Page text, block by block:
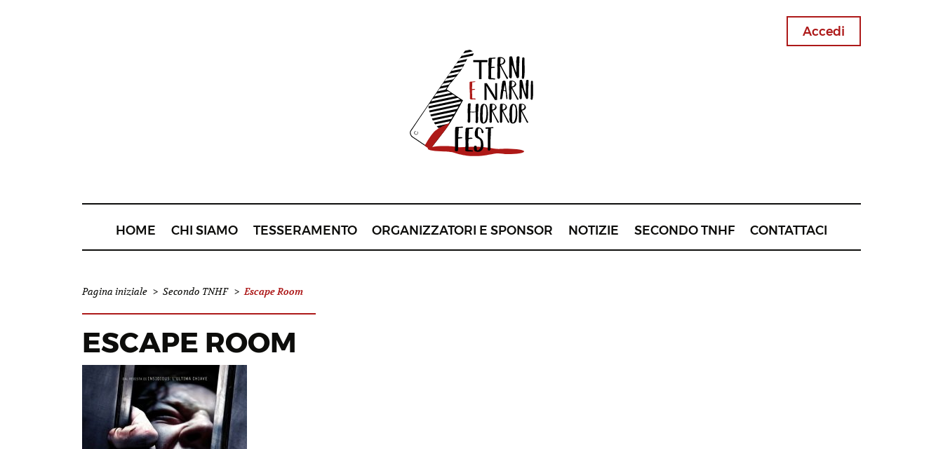
Accedi
HOME CHI SIAMO TESSERAMENTO ORGANIZZATORI E SPONSOR NOTIZIE SECONDO TNHF CONTATTACI
Pagina iniziale > Secondo TNHF > Escape Room
ESCAPE ROOM